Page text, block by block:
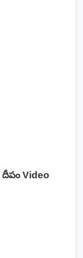
Video